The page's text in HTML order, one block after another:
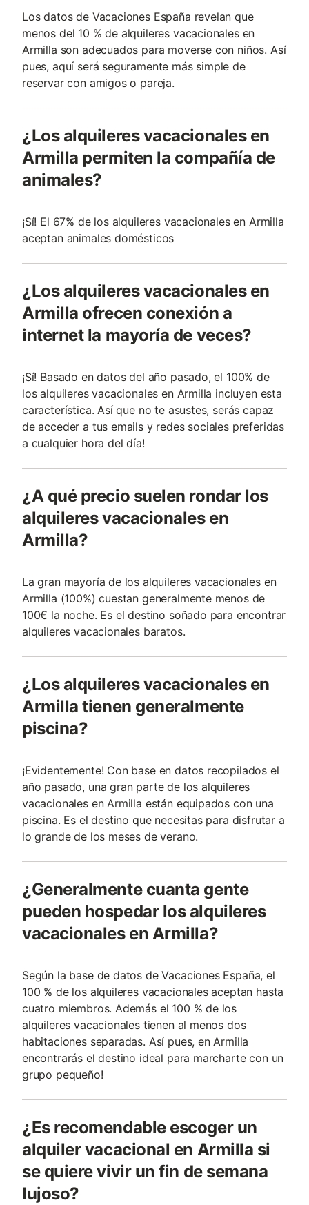
Los datos de Vacaciones España revelan que
menos del 10 % de alquileres vacacionales en
Armilla son adecuados para moverse con niños. Así
pues, aquí será seguramente más simple de
reservar con amigos o pareja.
¿Los alquileres vacacionales en
Armilla permiten la compañía de
animales?
¡Sí! El 67% de los alquileres vacacionales en Armilla
aceptan animales domésticos
¿Los alquileres vacacionales en
Armilla ofrecen conexión a
internet la mayoría de veces?
¡Sí! Basado en datos del año pasado, el 100% de
los alquileres vacacionales en Armilla incluyen esta
característica. Así que no te asustes, serás capaz
de acceder a tus emails y redes sociales preferidas
a cualquier hora del día!
¿A qué precio suelen rondar los
alquileres vacacionales en
Armilla?
La gran mayoría de los alquileres vacacionales en
Armilla (100%) cuestan generalmente menos de
100€ la noche. Es el destino soñado para encontrar
alquileres vacacionales baratos.
¿Los alquileres vacacionales en
Armilla tienen generalmente
piscina?
¡Evidentemente! Con base en datos recopilados el
año pasado, una gran parte de los alquileres
vacacionales en Armilla están equipados con una
piscina. Es el destino que necesitas para disfrutar a
lo grande de los meses de verano.
¿Generalmente cuanta gente
pueden hospedar los alquileres
vacacionales en Armilla?
Según la base de datos de Vacaciones España, el
100 % de los alquileres vacacionales aceptan hasta
cuatro miembros. Además el 100 % de los
alquileres vacacionales tienen al menos dos
habitaciones separadas. Así pues, en Armilla
encontrarás el destino ideal para marcharte con un
grupo pequeño!
¿Es recomendable escoger un
alquiler vacacional en Armilla si
se quiere vivir un fin de semana
lujoso?